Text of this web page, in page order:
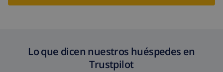
Lo que dicen nuestros huéspedes en
Trustpilot